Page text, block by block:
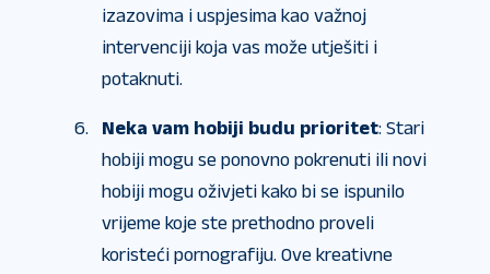
izazovima i uspjesima kao važnoj
intervenciji koja vas može utješiti i
potaknuti.
Neka vam hobiji budu prioritet: Stari
hobiji mogu se ponovno pokrenuti ili novi
hobiji mogu oživjeti kako bi se ispunilo
vrijeme koje ste prethodno proveli
koristeći pornografiju. Ove kreativne